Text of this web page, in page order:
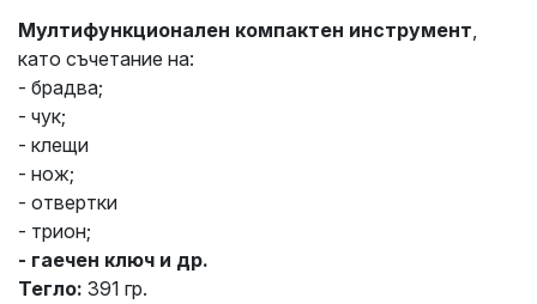
Мултифункционален компактен инструмент,
като съчетание на:
- брадва;
- чук;
- клещи
- нож;
- отвертки
- трион;
- гаечен ключ и др.
Тегло: 391 гр.